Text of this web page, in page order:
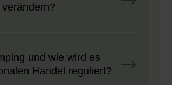
und wie wird es
Handel reguliert?